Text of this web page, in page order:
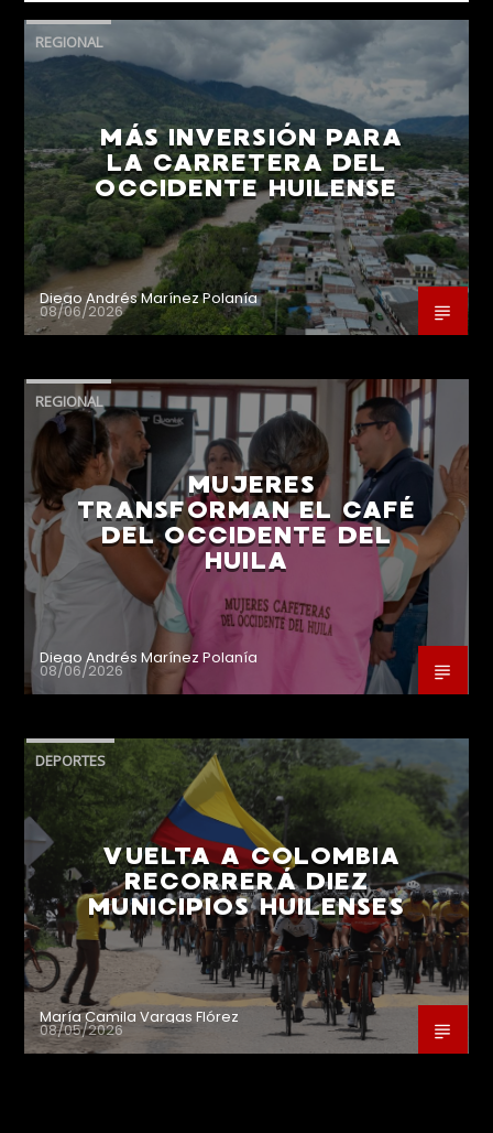
REGIONAL
MÁS INVERSIÓN PARA
LA CARRETERA DEL
OCCIDENTE HUILENSE
Diego Andrés Marínez Polanía
08/06/2026
REGIONAL
MUJERES
TRANSFORMAN EL CAFÉ
DEL OCCIDENTE DEL
HUILA
Diego Andrés Marínez Polanía
08/06/2026
DEPORTES
VUELTA A COLOMBIA
RECORRERÁ DIEZ
MUNICIPIOS HUILENSES
María Camila Vargas Flórez
08/05/2026